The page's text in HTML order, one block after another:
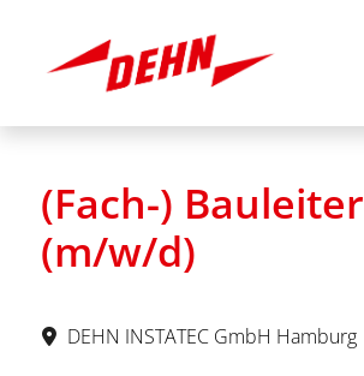
Stellenangebote
Über uns
(Fach-) Bauleiter
(m/w/d)
DEHN INSTATEC GmbH Hamburg